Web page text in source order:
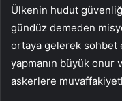
Ülkenin hudut
gündüz demeden
ortaya gelerek sohbet
yapmanın büyük
askerlere